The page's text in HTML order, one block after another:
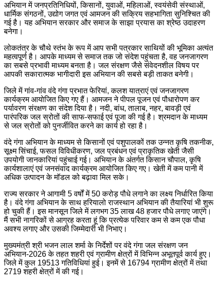
अभियान में जनप्रतिनिधियों, किसानों, युवाओं, महिलाओं, स्वयंसेवी संस्थाओं,
धार्मिक संगठनों, उद्योग जगत एवं आमजन की सक्रिय सहभागिता सुनिश्चित की
गई है। यह अभियान सरकार और समाज के साझा प्रयास का श्रेष्ठ उदाहरण
बनेगा।
लोकतंत्र के चौथे स्तंभ के रूप में आप सभी पत्रकार साथियों की भूमिका अत्यंत
महत्वपूर्ण है। आपके माध्यम से समाज तक जो संदेश पहुंचता है, वह जनजागरण
का सबसे प्रभावी माध्यम बनता है। जल संरक्षण जैसे संवेदनशील विषय पर
आपकी सकारात्मक भागीदारी इस अभियान की सबसे बड़ी ताकत बनेगी।
जिले में गांव-गांव वंदे गंगा प्रभात फेरियां, कलश यात्राएं एवं जनजागरण
कार्यक्रम आयोजित किए गए हैं। आमजन ने पीपल पूजन एवं पौधारोपण कर
पर्यावरण संरक्षण का संदेश दिया है। नदी, बांध, तालाब, नहर, बावड़ी एवं
पारंपरिक जल स्रोतों की साफ-सफाई एवं पूजा की गई है। श्रमदान के माध्यम
से जल स्रोतों को पुनर्जीवित करने का कार्य हो रहा है।
वंदे गंगा अभियान के माध्यम से किसानों एवं पशुपालकों तक उन्नत कृषि तकनीक,
सूक्ष्म सिंचाई, फसल विविधीकरण, जल प्रबंधन एवं प्राकृतिक खेती जैसी
उपयोगी जानकारियां पहुंचाई गई। अभियान के अंतर्गत किसान चौपाल, कृषि
कार्यशालाएं एवं जनसंवाद कार्यक्रम आयोजित किए गए। खेती में कम पानी में
अधिक उत्पादन के मॉडल को बढ़ावा मिल सके।
राज्य सरकार ने आगामी 5 वर्षों में 50 करोड़ पौधे लगाने का लक्ष्य निर्धारित किया
है। वंदे गंगा अभियान के साथ हरियालो राजस्थान अभियान की तैयारियां भी शुरू
हो चुकी हैं। इस मानसून जिले में लगभग 35 लाख 48 हजार पौधे लगाए जाएंगे।
मैं सभी नागरिकों से आग्रह करता हूं कि प्रत्येक परिवार कम से कम एक पौधा
अवश्य लगाए और उसकी जिम्मेदारी भी निभाए।
मुख्यमंत्री श्री भजन लाल शर्मा के निर्देशों पर वंदे गंगा जल संरक्षण जन
अभियान-2026 के तहत शहरी एवं ग्रामीण क्षेत्रों में विभिन्न अभूतपूर्व कार्य हुए।
जिले में कुल 19513 गतिविधियां हुई। इनमें से 16794 ग्रामीण क्षेत्रों में तथा
2719 शहरी क्षेत्रों में की गई।